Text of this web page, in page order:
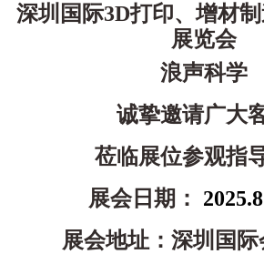
深圳国际3D打印、增材
展览会
浪声科学
诚挚邀请广大
莅临展位参观指
展会日期：
展会地址：深圳国